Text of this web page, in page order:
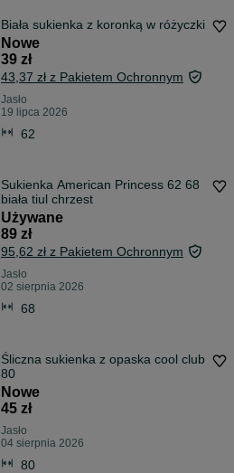
Biała sukienka z koronką w różyczki
Nowe
39 zł
43,37 zł z Pakietem Ochronnym
Jasło
19 lipca 2026
62
Sukienka American Princess 62 68
biała tiul chrzest
Używane
89 zł
95,62 zł z Pakietem Ochronnym
Jasło
02 sierpnia 2026
68
Śliczna sukienka z opaska cool club
80
Nowe
45 zł
Jasło
04 sierpnia 2026
80